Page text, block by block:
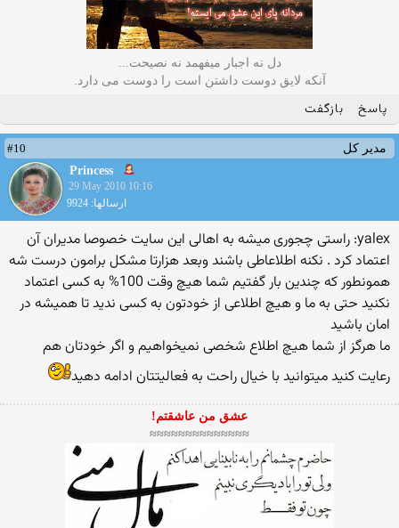
دل نه اجبار میفهمد نه نصیحت...
آنکه لایق دوست داشتن است را دوست می دارد.
پاسخ بازگفت
مدیر کل
#10
Princess
29 May 2010 10:16
ارسالها: 9924
yalex: راستی چجوری میشه به اهالی این سایت خصوصا مدیران آن
اعتماد کرد . نکنه اطلاعاطی باشند وبعد هزارتا مشکل برامون درست شه
همونطور كه چندین بار گفتیم شما هیچ وقت 100% به كسی اعتماد
نكنید حتی به ما و هیچ اطلاعی از خودتون به كسی ندید تا همیشه در
امان باشید
ما هرگز از شما هیچ اطلاع شخصی نمیخواهیم و اگر خودتان هم
رعایت كنید میتوانید با خیال راحت به فعالیتتان ادامه دهید
عشق من عاشقتم!
≈≈≈≈≈≈≈≈≈≈≈≈≈≈